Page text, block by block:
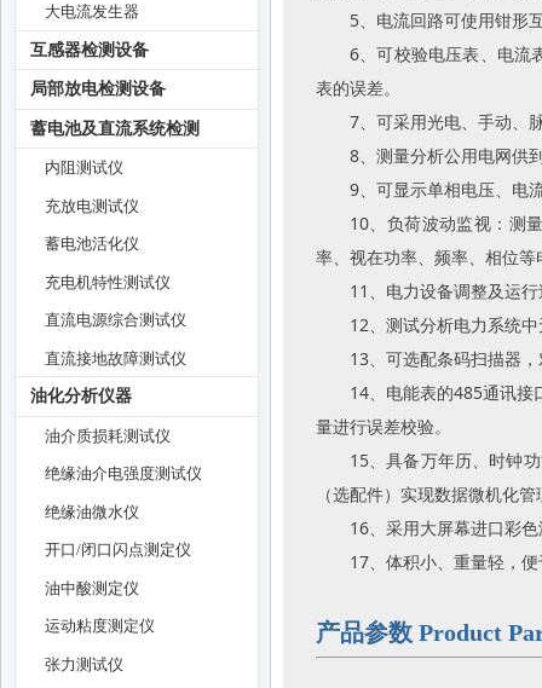
5、电流回路可使用钳形
6、可校验电压表、电流
表的误差。
7、可采用光电、手动、
8、测量分析公用电网供
9、可显示单相电压、电
10、负荷波动监视：测
率、视在功率、频率、相位等
11、电力设备调整及运
12、测试分析电力系统
13、可选配条码扫描器
14、电能表的485通讯接
量进行误差校验。
15、具备万年历、时钟
（选配件）实现数据微机化管
16、采用大屏幕进口彩
17、体积小、重量轻，
产品参数 Product
大电流发生器
互感器检测设备
局部放电检测设备
蓄电池及直流系统检测
内阻测试仪
充放电测试仪
蓄电池活化仪
充电机特性测试仪
直流电源综合测试仪
直流接地故障测试仪
油化分析仪器
油介质损耗测试仪
绝缘油介电强度测试仪
绝缘油微水仪
开口/闭口闪点测定仪
油中酸测定仪
运动粘度测定仪
张力测试仪